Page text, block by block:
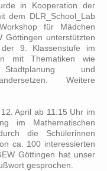
in Kooperation der
dem DLR_School_Lab
für Mädchen
unterstützten
9. Klassenstufe im
mit Thematiken wie
und
Weitere
April ab 11:15 Uhr im
im Mathematischen
die Schülerinnen
ca. 100 interessierten
Göttingen hat unser
gesprochen.